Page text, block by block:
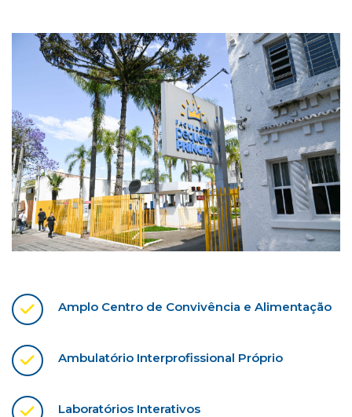
Amplo Centro de Convivência e Alimentação
Ambulatório Interprofissional Próprio
Laboratórios Interativos